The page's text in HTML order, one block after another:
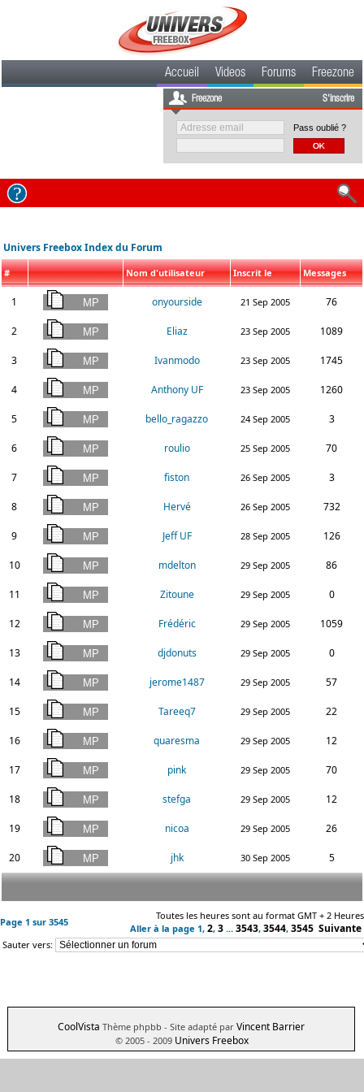
Accueil Videos Forums Freezone
Freezone S'inscrire
Pass oublié ?
Univers Freebox Index du Forum
# Nom d'utilisateur Inscrit le Messages
1 onyourside 21 Sep 2005 76
2 Eliaz 23 Sep 2005 1089
3 Ivanmodo 23 Sep 2005 1745
4 Anthony UF 23 Sep 2005 1260
5 bello_ragazzo 24 Sep 2005 3
6 roulio 25 Sep 2005 70
7 fiston 26 Sep 2005 3
8 Hervé 26 Sep 2005 732
9 Jeff UF 28 Sep 2005 126
10 mdelton 29 Sep 2005 86
11 Zitoune 29 Sep 2005 0
12 Frédéric 29 Sep 2005 1059
13 djdonuts 29 Sep 2005 0
14 jerome1487 29 Sep 2005 57
15 Tareeq7 29 Sep 2005 22
16 quaresma 29 Sep 2005 12
17 pink 29 Sep 2005 70
18 stefga 29 Sep 2005 12
19 nicoa 29 Sep 2005 26
20 jhk 30 Sep 2005 5
Page 1 sur 3545
Toutes les heures sont au format GMT + 2 Heures
Aller à la page 1, 2, 3 ... 3543, 3544, 3545 Suivante
Sauter vers:
CoolVista Thème phpbb - Site adapté par Vincent Barrier
© 2005 - 2009 Univers Freebox